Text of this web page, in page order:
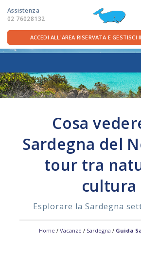
Assistenza
02 76028132
ITA FRA
LE ROTTE
OFFERTE TRAGHETTI
PER LA PARTENZA
LA COMPAGNIA
ASSISTENZA
ACCEDI ALL'AREA RISERVATA E
Cosa
Sardegna del
tour tra
cultura
Esplorare la Sardegna
Home / Vacanze / Sardegna / Guida